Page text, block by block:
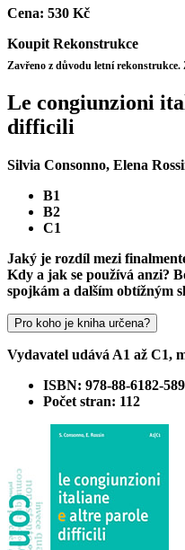
Cena: 530 Kč
Koupit Rekonstrukce
Zavřeno z důvodu letní rekonstrukce.
Le congiunzioni
difficili
Silvia Consonno, Elena
B1
B2
C1
Jaký je rozdíl mezi
Kdy a jak se používá anzi?
spojkám a dalším obtížným
Pro koho je kniha určena?
Vydavatel udává A1 až C1,
ISBN: 978-88-6182-
Počet stran: 112